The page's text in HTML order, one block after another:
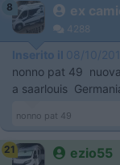
8 ex
4288
Inserito il 08/10/
nonno pat 49
a saarlouis
nonno pat 49
21 ezio55